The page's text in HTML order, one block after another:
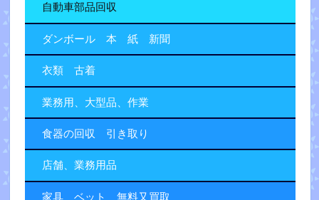
自動車部品回収
ダンボール 本 紙 新聞
衣類 古着
業務用、大型品、作業
食器の回収 引き取り
店舗、業務用品
家具 ベット 無料又買取